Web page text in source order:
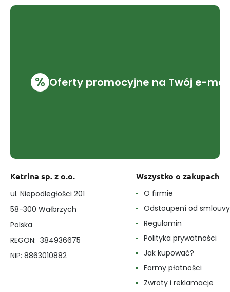
% Oferty promocyjne na Twój e-mail
Ketrina sp. z o.o.
ul. Niepodległości 201
58-300 Wałbrzych
Polska
REGON: 384936675
NIP: 8863010882
Wszystko o zakupach
O firmie
Odstoupení od smlouvy
Regulamin
Polityka prywatności
Jak kupować?
Formy płatności
Zwroty i reklamacje